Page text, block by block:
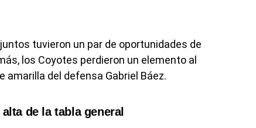
tuvieron un par de oportunidades de
los Coyotes perdieron un elemento al
amarilla del defensa Gabriel Báez.
de la tabla general